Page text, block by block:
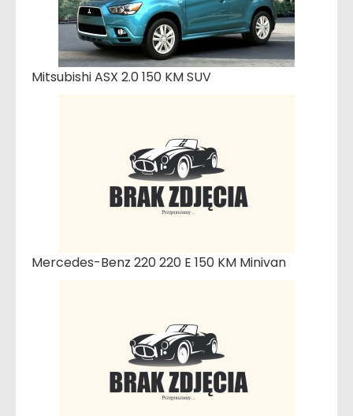
Mitsubishi ASX 2.0 150 KM SUV
Mercedes-Benz 220 220 E 150 KM Minivan